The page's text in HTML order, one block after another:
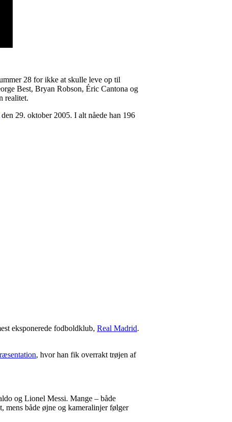
28 for ikke at skulle leve op til
Best, Bryan Robson, Éric Cantona og
realitet.
den 29. oktober 2005. I alt nåede han 196
eksponerede fodboldklub,Real Madrid.
, hvor han fik overrakt trøjen af
og Lionel Messi. Mange – både
mens både øjne og kameralinjer følger